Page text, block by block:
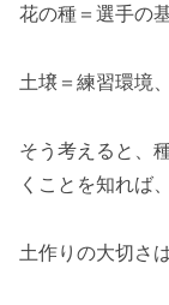
花の種＝選手の
土壌＝練習環境
そう考えると、
くことを知れば
土作りの大切さ